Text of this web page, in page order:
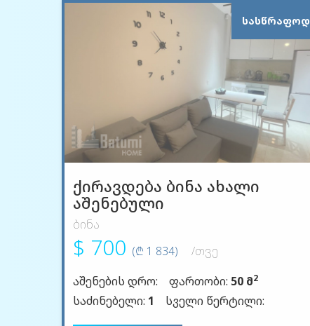
ᲡᲐᲡᲬᲠᲐᲤᲝᲓ
ქირავდება ბინა ახალი
აშენებული
ბინა
$ 700 (₾ 1 834)
/თვე
აშენების დრო:
ფართობი: 50 მ2
საძინებელი: 1 სველი წერტილი: